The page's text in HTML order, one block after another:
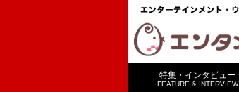
特集・インタビュー
FEATURE & INTERVIEW